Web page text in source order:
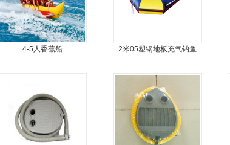
4-5人香蕉船
2米05塑钢地板充气钓鱼